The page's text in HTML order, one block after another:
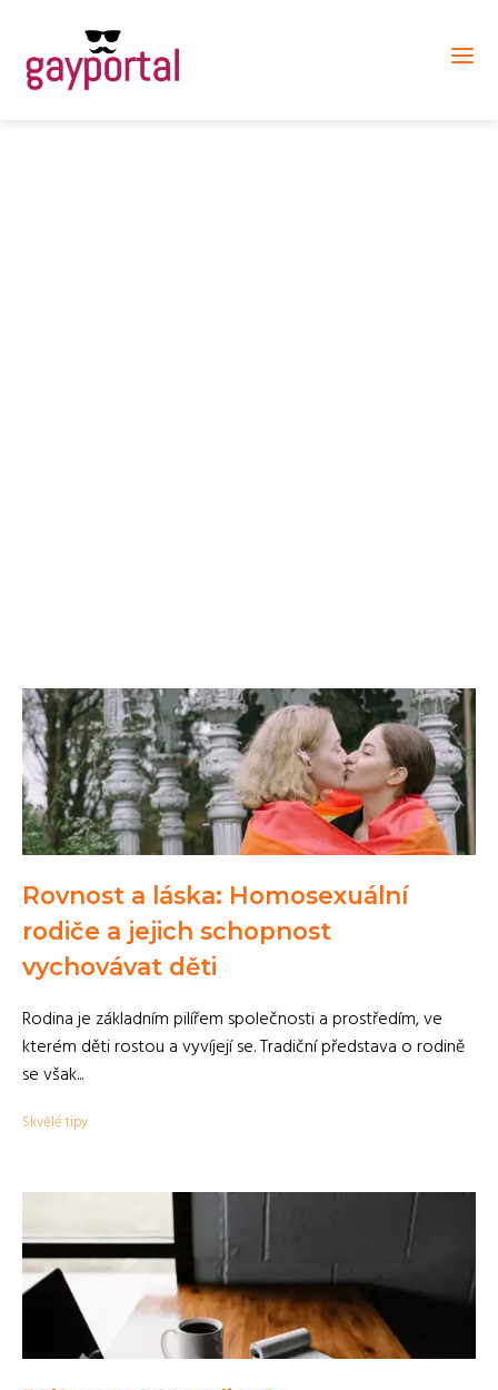
Rovnost a láska: Homosexuální
rodiče a jejich schopnost
vychovávat děti
Rodina je základním pilířem společnosti a prostředím, ve
kterém děti rostou a vyvíjejí se. Tradiční představa o rodině
se však...
Skvělé tipy